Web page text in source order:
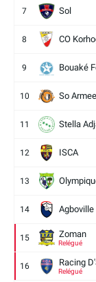
7 Sol
8 CO
9 Bouaké
10 So Armee
11 Stella
12 ISCA
13
14 Agboville
15 Zoman
Relégué
16 Racing
Relégué